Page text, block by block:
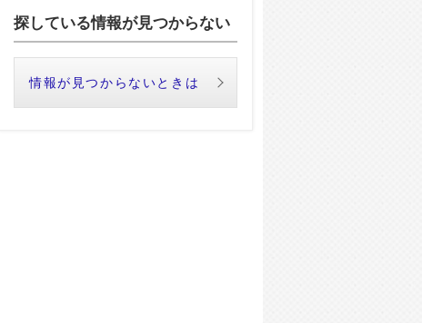
探している情報が見つからない
情報が見つからないときは